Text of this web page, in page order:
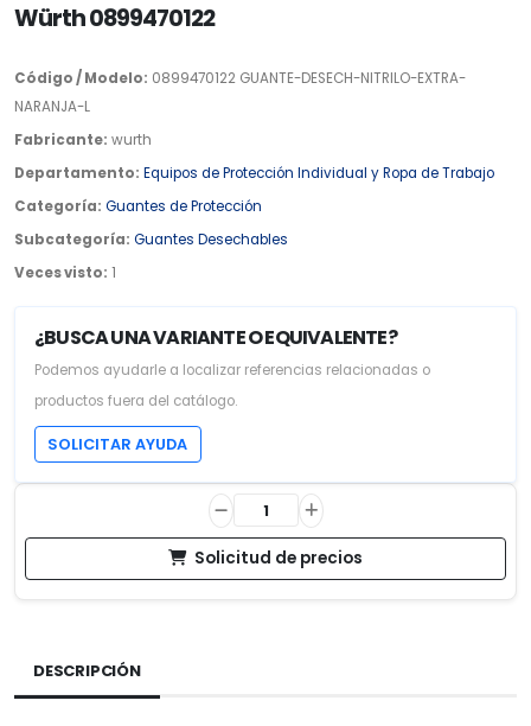
Würth 0899470122
Código / Modelo: 0899470122 GUANTE-DESECH-NITRILO-EXTRA-
NARANJA-L
Fabricante: wurth
Departamento: Equipos de Protección Individual y Ropa de Trabajo
Categoría: Guantes de Protección
Subcategoría: Guantes Desechables
Veces visto: 1
¿BUSCA UNA VARIANTE O EQUIVALENTE?
Podemos ayudarle a localizar referencias relacionadas o
productos fuera del catálogo.
SOLICITAR AYUDA
Solicitud de precios
DESCRIPCIÓN